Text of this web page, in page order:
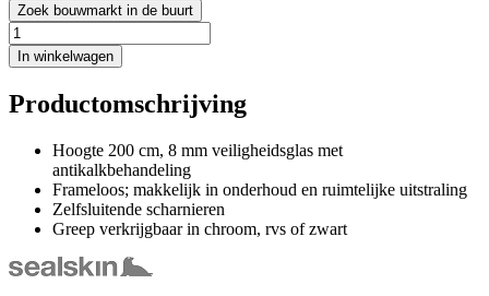
Zoek bouwmarkt in de buurt
In winkelwagen
Productomschrijving
Hoogte 200 cm, 8 mm veiligheidsglas met
antikalkbehandeling
Frameloos; makkelijk in onderhoud en ruimtelijke uitstraling
Zelfsluitende scharnieren
Greep verkrijgbaar in chroom, rvs of zwart